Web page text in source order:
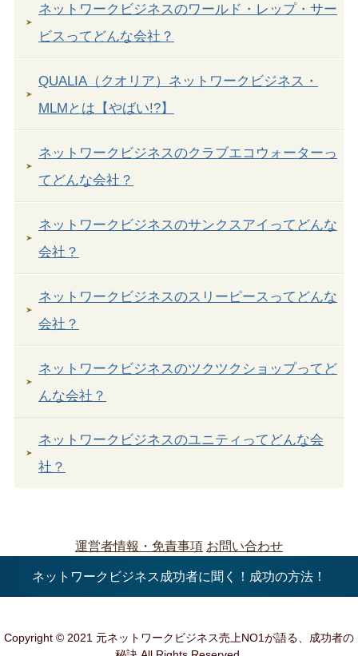
ネットワークビジネスのワールド・レップ・サー
ビスってどんな会社？
QUALIA（クオリア）ネットワークビジネス・
MLMとは【やばい!?】
ネットワークビジネスのクラブエコウォーターっ
てどんな会社？
ネットワークビジネスのサンクスアイってどんな
会社？
ネットワークビジネスのスリーピースってどんな
会社？
ネットワークビジネスのツクツクショップってど
んな会社？
ネットワークビジネスのユニティってどんな会
社？
運営者情報・免責事項 お問い合わせ
ネットワークビジネス成功者に聞く！成功の方法！
Copyright © 2021 元ネットワークビジネス売上NO1が語る、成功者の